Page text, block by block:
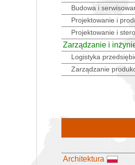
Budowa i
Projektowanie i
Projektowanie i
Zarządzanie i
Logistyka
Zarządzanie
Architektura